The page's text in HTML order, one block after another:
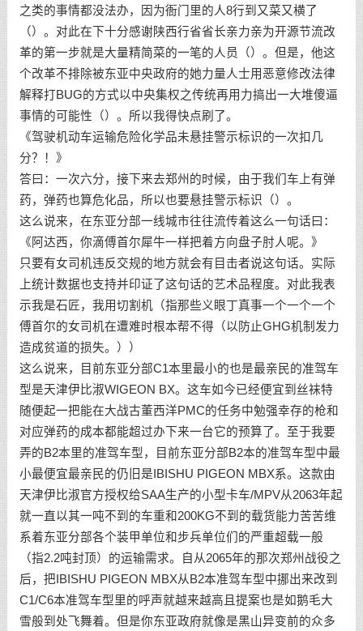
之类的事情都没法办，因为衙门里的人8行到又菜又横了
（）。对此在下十分感谢陕西行省省长亲力亲为开源节流改
革的第一步就是大量精简菜的一笔的人员（）。但是，他这
个改革不排除被东亚中央政府的她力量人士用恶意修改法律
解释打BUG的方式以中央集权之传统再用力搞出一大堆傻逼
事情的可能性（）。所以我得快点刷了。
《驾驶机动车运输危险化学品未悬挂警示标识的一次扣几
分？！》
答曰：一次六分，接下来去郑州的时候，由于我们车上有弹
药，弹药也算危化品，所以也要悬挂警示标识（）。
这么说来，在东亚分部一线城市往往流传着这么一句话曰：
《阿达西，你滴傅首尔犀牛一样把着方向盘子肘人呢。》
只要有女司机违反交规的地方就会有目击者说这句话。实际
上统计数据也支持并印证了这句话的艺术品程度。对此我表
示我是石匠，我用切割机（指那些义眼丁真事一个一个一个
傅首尔的女司机在遭难时根本帮不得（以防止GHG机制发力
造成贫道的损失。））
这么说来，目前东亚分部C1本里最小的也是最亲民的准驾车
型是天津伊比淑WIGEON BX。这车如今已经便宜到丝袜特
随便起一把能在大战古董西洋PMC的任务中勉强幸存的枪和
对应弹药的成本都能超过办下来一台它的预算了。至于我要
弄的B2本里的准驾车型，目前东亚分部B2本的准驾车型中最
小最便宜最亲民的仍旧是IBISHU PIGEON MBX系。这款由
天津伊比淑官方授权给SAA生产的小型卡车/MPV从2063年起
就一直以其一吨不到的车重和200KG不到的载货能力苦苦维
系着东亚分部各个装甲单位和步兵单位们的严重超载一般
（指2.2吨封顶）的运输需求。自从2065年的那次郑州战役之
后，把IBISHU PIGEON MBX从B2本准驾车型中挪出来改到
C1/C6本准驾车型里的呼声就越来越高且提案也是如鹅毛大
雪般到处飞舞着。但是你东亚政府就像是黑山异变前的众多